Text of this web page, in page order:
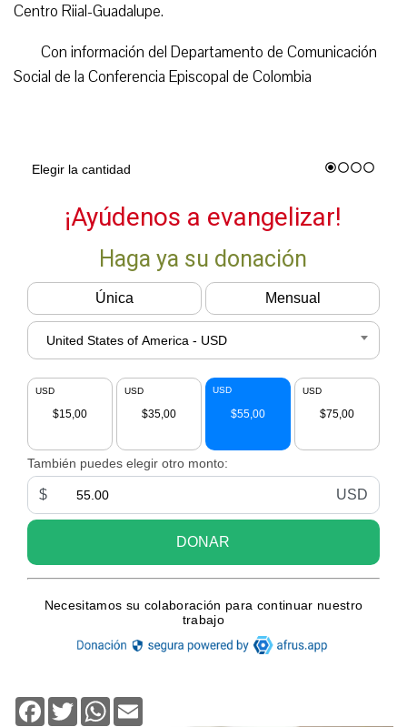
Centro Riial-Guadalupe.
Con información del Departamento de Comunicación
Social de la Conferencia Episcopal de Colombia
Facebook
TwitterWhatsApp